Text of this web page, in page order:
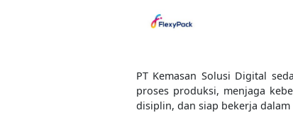
PT Kemasan Solusi Digital
proses produksi, menjaga
disiplin, dan siap bekerja